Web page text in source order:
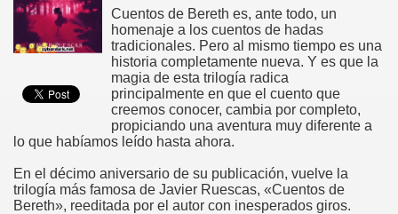
Cuentos de Bereth es, ante todo, un
homenaje a los cuentos de hadas
tradicionales. Pero al mismo tiempo es una
historia completamente nueva. Y es que la
magia de esta trilogía radica
principalmente en que el cuento que
creemos conocer, cambia por completo,
propiciando una aventura muy diferente a
lo que habíamos leído hasta ahora.
En el décimo aniversario de su publicación, vuelve la
trilogía más famosa de Javier Ruescas, «Cuentos de
Bereth», reeditada por el autor con inesperados giros.